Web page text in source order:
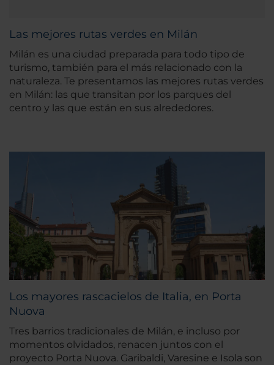
Las mejores rutas verdes en Milán
Milán es una ciudad preparada para todo tipo de
turismo, también para el más relacionado con la
naturaleza. Te presentamos las mejores rutas verdes
en Milán: las que transitan por los parques del
centro y las que están en sus alrededores.
Los mayores rascacielos de Italia, en Porta
Nuova
Tres barrios tradicionales de Milán, e incluso por
momentos olvidados, renacen juntos con el
proyecto Porta Nuova. Garibaldi, Varesine e Isola son